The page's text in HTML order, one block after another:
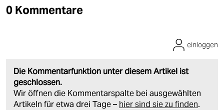
0 Kommentare
Die Kommentarfunktion unter diesem Artikel ist
geschlossen.
Wir öffnen die Kommentarspalte bei ausgewählten
Artikeln für etwa drei Tage – hier sind sie zu finden.
einloggen